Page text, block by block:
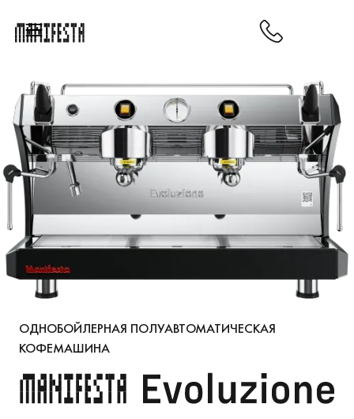
ОДНОБОЙЛЕРНАЯ ПОЛУАВТОМАТИЧЕСКАЯ
КОФЕМАШИНА